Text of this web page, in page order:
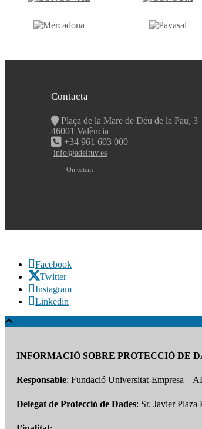
Contacta
Plaça de la Mare de Déu de la Pau, 3
46001 València
+34 961 603 000
info@adeituv.es
On estem
Facebook
Twitter
Instagram
Linkedin
INFORMACIÓ SOBRE PROTECCIÓ DE
Responsable: Fundació Universitat-Empresa –
Delegat de Protecció de Dades: Sr. Javier Plaza